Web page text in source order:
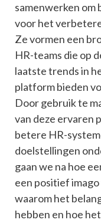
samenwerken
voor het
Ze vormen een
HR-teams die op
laatste trends in
platform bieden
Door gebruik te
van deze ervaren
betere HR-
doelstellingen
gaan we na hoe
een positief
waarom het
hebben en hoe